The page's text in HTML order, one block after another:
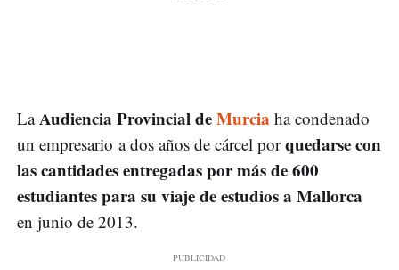
LaAudiencia Provincial deMurcia ha condenado
un empresario a dos años de cárcel porquedarse con
las cantidades entregadas por más de 600
estudiantes para su viaje de estudios a Mallorca
en junio de 2013.